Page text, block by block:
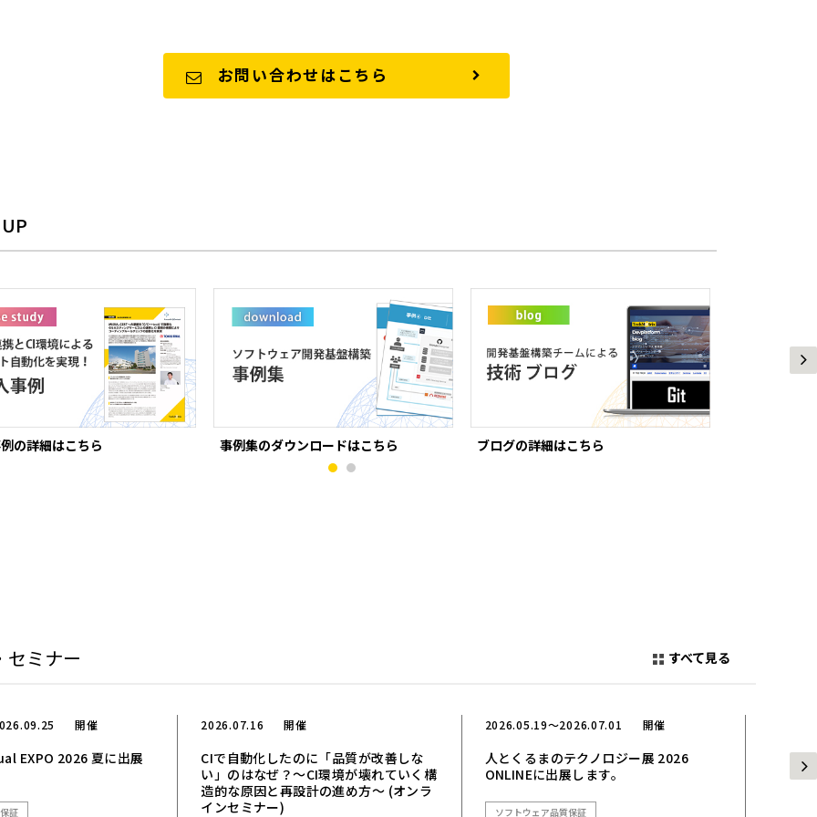
お問い合わせはこちら
の詳細はこちら 事例集のダウンロードはこちら ブログの詳細はこちら
セミナー
開催
EXPO 2026 夏に出展
証
2026.07.16 開催
CIで自動化したのに「品質が改善しな
い」のはなぜ？〜CI環境が壊れていく構
造的な原因と再設計の進め方〜 (オンラ
インセミナー)
2026.05.19～2026.07.01 開催
人とくるまのテクノロジー展 2026
ONLINEに出展します。
ソフトウェア品質保証
します
すべて見る